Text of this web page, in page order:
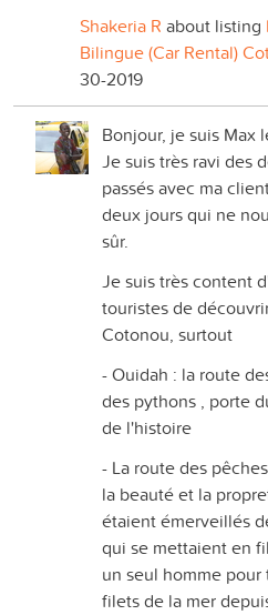
Shakeria R about listing
Bilingue (Car Rental)
30-2019
Bonjour, je suis Max
Je suis très ravi des
passés avec ma
deux jours qui ne
sûr.
Je suis très content
touristes de
Cotonou, surtout
- Ouidah : la route
des pythons , porte
de l'histoire
- La route des
la beauté et la
étaient émerveillés
qui se mettaient en
un seul homme
filets de la mer